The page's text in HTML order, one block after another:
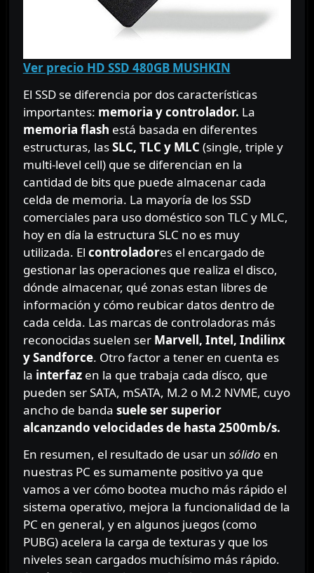
Ver precio HD SSD 480GB MUSHKIN
El SSD se diferencia por dos características
importantes: memoria y controlador. La
memoria flash está basada en diferentes
estructuras, lasSLC, TLC y MLC (single, triple y
multi-level cell) que se diferencian en la
cantidad de bits que puede almacenar cada
celda de memoria. La mayoría de los SSD
comerciales para uso doméstico son TLC y MLC,
hoy en día la estructura SLC no es muy
utilizada. El controladores el encargado de
gestionar las operaciones que realiza el disco,
dónde almacenar, qué zonas estan libres de
información y cómo reubicar datos dentro de
cada celda. Las marcas de controladoras más
reconocidas suelen ser Marvell, Intel, Indilinx
y Sandforce. Otro factor a tener en cuenta es
la interfazen la que trabaja cada dísco, que
pueden ser SATA, mSATA, M.2 o M.2 NVME, cuyo
ancho de banda suele ser superior
alcanzando velocidades de hasta 2500mb/s.
En resumen, el resultado de usar un sólido en
nuestras PC es sumamente positivo ya que
vamos a ver cómo bootea mucho más rápido el
sistema operativo, mejora la funcionalidad de la
PC en general, y en algunos juegos (como
PUBG) acelera la carga de texturas y que los
niveles sean cargados muchísimo más rápido.